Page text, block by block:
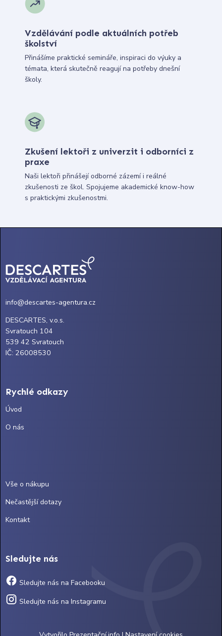
Vzdělávání podle aktuálních potřeb
školství
Přinášíme praktické semináře, inspiraci do výuky a
témata, která skutečně reagují na potřeby dnešní
školy.
Zkušení lektoři z univerzit i odborníci z
praxe
Naši lektoři přinášejí odborné zázemí i reálné
zkušenosti ze škol. Spojujeme akademické know-how
s praktickými zkušenostmi.
info@descartes-agentura.cz
DESCARTES, v.o.s.
Svratouch 104
539 42 Svratouch
IČ: 26008530
Rychlé odkazy
Úvod
O nás
Vše o nákupu
Nečastější dotazy
Kontakt
Sledujte nás
Sledujte nás na Facebooku
Sledujte nás na Instagramu